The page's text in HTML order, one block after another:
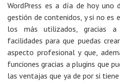
WordPress es a día de hoy uno
gestión de contenidos, y si no es
los más utilizados, gracias
facilidades para que puedas
aspecto profesional y que,
funciones gracias a plugins que
las ventajas que ya de por si